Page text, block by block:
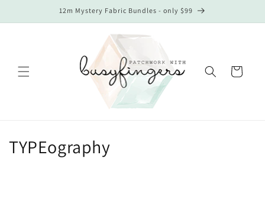
Inhalt
12m Mystery Fabric Bundles - only $99
Warenkorb
K
TYPEography